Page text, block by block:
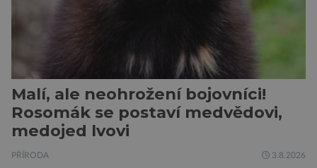
Malí, ale neohrožení bojovníci!
Rosomák se postaví medvědovi,
medojed lvovi
PŘÍRODA 3.8.2026